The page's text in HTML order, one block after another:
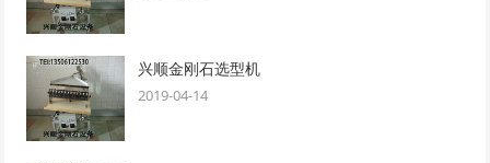
兴顺金刚石选型机
2019-04-14